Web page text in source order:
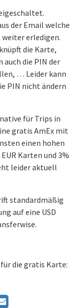
der Email welche
erledigen.
die Karte,
die PIN der
… Leider kann
PIN nicht ändern
für Trips in
gratis AmEx mit
einen hohen
Karten und 3%
leider aktuell
standardmäßig
auf eine USD
die gratis Karte:
E